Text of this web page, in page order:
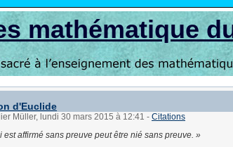
mathématique
d'Euclide
Müller, lundi 30 mars 2015 à 12:41 - Citations
est affirmé sans preuve peut être nié sans preuve.